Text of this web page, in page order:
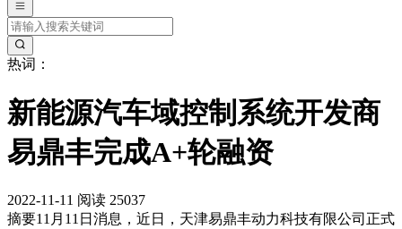
热词：
新能源汽车域控制系统开发商
易鼎丰完成A+轮融资
2022-11-11 阅读 25037
摘要11月11日消息，近日，天津易鼎丰动力科技有限公司正式